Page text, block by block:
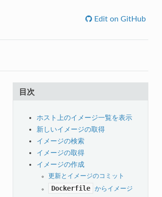
Edit on GitHub
目次
ホスト上のイメージ一覧を表示
新しいイメージの取得
イメージの検索
イメージの取得
イメージの作成
更新とイメージのコミット
Dockerfile
からイメージ